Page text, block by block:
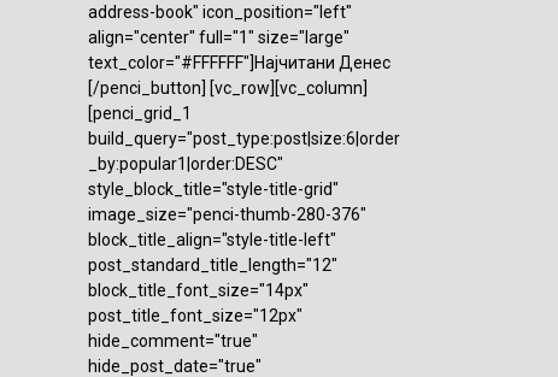
address-book" icon_position="left"
align="center" full="1" size="large"
text_color="#FFFFFF"]Најчитани Денес
[/penci_button] [vc_row][vc_column]
[penci_grid_1
build_query="post_type:post|size:6|order
_by:popular1|order:DESC"
style_block_title="style-title-grid"
image_size="penci-thumb-280-376"
block_title_align="style-title-left"
post_standard_title_length="12"
block_title_font_size="14px"
post_title_font_size="12px"
hide_comment="true"
hide_post_date="true"